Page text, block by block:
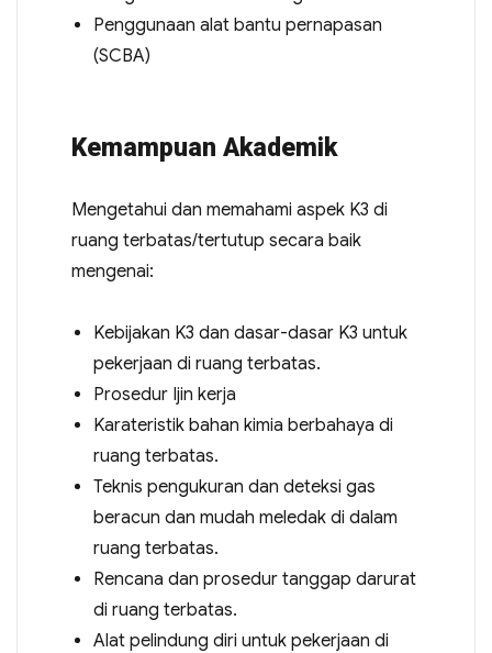
Penggunaan alat bantu pernapasan
(SCBA)
Kemampuan Akademik
Mengetahui dan memahami aspek K3 di
ruang terbatas/tertutup secara baik
mengenai:
Kebijakan K3 dan dasar-dasar K3 untuk
pekerjaan di ruang terbatas.
Prosedur Ijin kerja
Karateristik bahan kimia berbahaya di
ruang terbatas.
Teknis pengukuran dan deteksi gas
beracun dan mudah meledak di dalam
ruang terbatas.
Rencana dan prosedur tanggap darurat
di ruang terbatas.
Alat pelindung diri untuk pekerjaan di